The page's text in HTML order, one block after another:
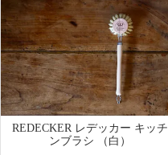
REDECKER レデッカー キッチ
ンブラシ （白）